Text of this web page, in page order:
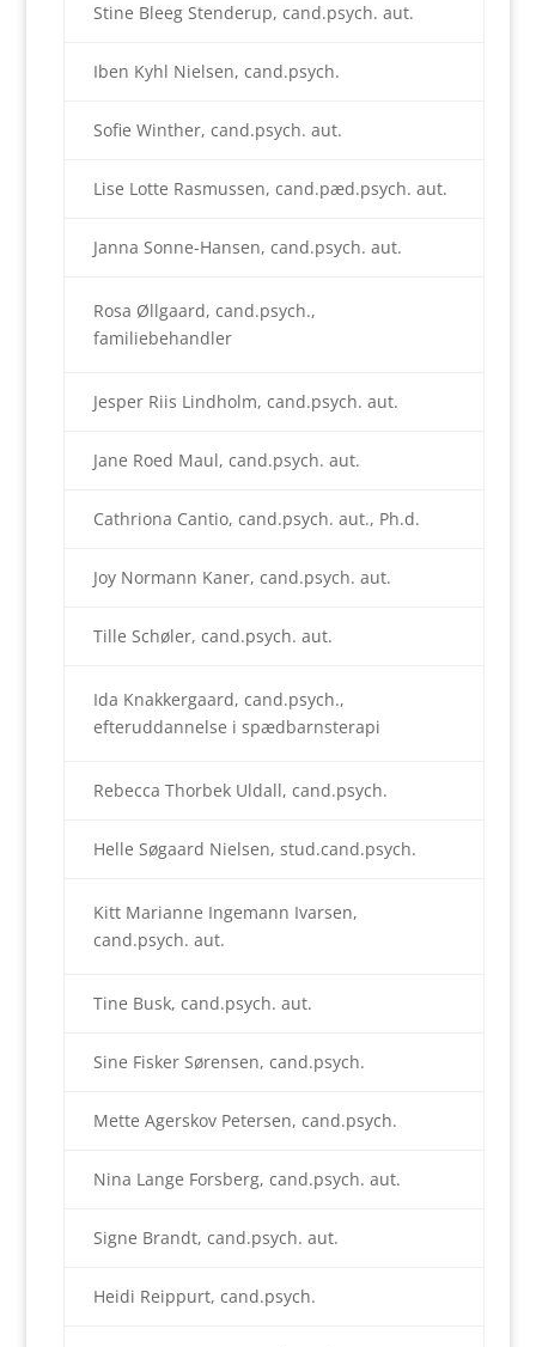
Stine Bleeg Stenderup, cand.psych. aut.
Iben Kyhl Nielsen, cand.psych.
Sofie Winther, cand.psych. aut.
Lise Lotte Rasmussen, cand.pæd.psych. aut.
Janna Sonne-Hansen, cand.psych. aut.
Rosa Øllgaard, cand.psych.,
familiebehandler
Jesper Riis Lindholm, cand.psych. aut.
Jane Roed Maul, cand.psych. aut.
Cathriona Cantio, cand.psych. aut., Ph.d.
Joy Normann Kaner, cand.psych. aut.
Tille Schøler, cand.psych. aut.
Ida Knakkergaard, cand.psych.,
efteruddannelse i spædbarnsterapi
Rebecca Thorbek Uldall, cand.psych.
Helle Søgaard Nielsen, stud.cand.psych.
Kitt Marianne Ingemann Ivarsen,
cand.psych. aut.
Tine Busk, cand.psych. aut.
Sine Fisker Sørensen, cand.psych.
Mette Agerskov Petersen, cand.psych.
Nina Lange Forsberg, cand.psych. aut.
Signe Brandt, cand.psych. aut.
Heidi Reippurt, cand.psych.